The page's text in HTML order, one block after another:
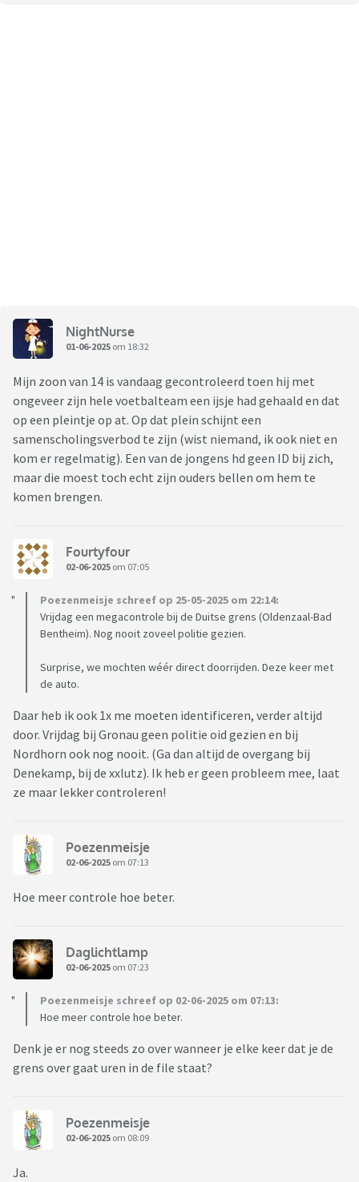
NightNurse
01-06-2025 om 18:32
Mijn zoon van 14 is vandaag gecontroleerd toen hij met
ongeveer zijn hele voetbalteam een ijsje had gehaald en dat
op een pleintje op at. Op dat plein schijnt een
samenscholingsverbod te zijn (wist niemand, ik ook niet en
kom er regelmatig). Een van de jongens hd geen ID bij zich,
maar die moest toch echt zijn ouders bellen om hem te
komen brengen.
Fourtyfour
02-06-2025 om 07:05
Poezenmeisje schreef op 25-05-2025 om 22:14:
Vrijdag een megacontrole bij de Duitse grens (Oldenzaal-Bad
Bentheim). Nog nooit zoveel politie gezien.
Surprise, we mochten wéér direct doorrijden. Deze keer met
de auto.
Daar heb ik ook 1x me moeten identificeren, verder altijd
door. Vrijdag bij Gronau geen politie oid gezien en bij
Nordhorn ook nog nooit. (Ga dan altijd de overgang bij
Denekamp, bij de xxlutz). Ik heb er geen probleem mee, laat
ze maar lekker controleren!
Poezenmeisje
02-06-2025 om 07:13
Hoe meer controle hoe beter.
Daglichtlamp
02-06-2025 om 07:23
Poezenmeisje schreef op 02-06-2025 om 07:13:
Hoe meer controle hoe beter.
Denk je er nog steeds zo over wanneer je elke keer dat je de
grens over gaat uren in de file staat?
Poezenmeisje
02-06-2025 om 08:09
Ja.